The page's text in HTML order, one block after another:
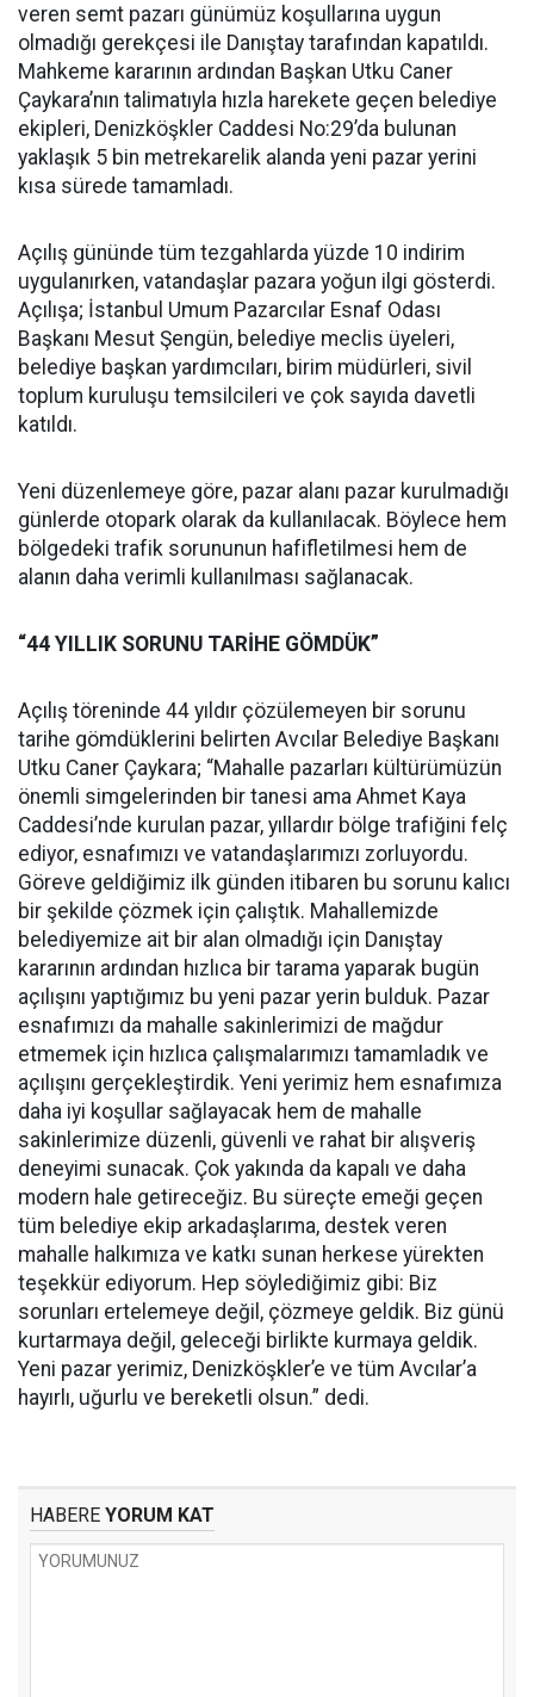
veren semt pazarı günümüz koşullarına uygun
olmadığı gerekçesi ile Danıştay tarafından kapatıldı.
Mahkeme kararının ardından Başkan Utku Caner
Çaykara’nın talimatıyla hızla harekete geçen belediye
ekipleri, Denizköşkler Caddesi No:29’da bulunan
yaklaşık 5 bin metrekarelik alanda yeni pazar yerini
kısa sürede tamamladı.
Açılış gününde tüm tezgahlarda yüzde 10 indirim
uygulanırken, vatandaşlar pazara yoğun ilgi gösterdi.
Açılışa; İstanbul Umum Pazarcılar Esnaf Odası
Başkanı Mesut Şengün, belediye meclis üyeleri,
belediye başkan yardımcıları, birim müdürleri, sivil
toplum kuruluşu temsilcileri ve çok sayıda davetli
katıldı.
Yeni düzenlemeye göre, pazar alanı pazar kurulmadığı
günlerde otopark olarak da kullanılacak. Böylece hem
bölgedeki trafik sorununun hafifletilmesi hem de
alanın daha verimli kullanılması sağlanacak.
“44 YILLIK SORUNU TARİHE GÖMDÜK”
Açılış töreninde 44 yıldır çözülemeyen bir sorunu
tarihe gömdüklerini belirten Avcılar Belediye Başkanı
Utku Caner Çaykara; “Mahalle pazarları kültürümüzün
önemli simgelerinden bir tanesi ama Ahmet Kaya
Caddesi’nde kurulan pazar, yıllardır bölge trafiğini felç
ediyor, esnafımızı ve vatandaşlarımızı zorluyordu.
Göreve geldiğimiz ilk günden itibaren bu sorunu kalıcı
bir şekilde çözmek için çalıştık. Mahallemizde
belediyemize ait bir alan olmadığı için Danıştay
kararının ardından hızlıca bir tarama yaparak bugün
açılışını yaptığımız bu yeni pazar yerin bulduk. Pazar
esnafımızı da mahalle sakinlerimizi de mağdur
etmemek için hızlıca çalışmalarımızı tamamladık ve
açılışını gerçekleştirdik. Yeni yerimiz hem esnafımıza
daha iyi koşullar sağlayacak hem de mahalle
sakinlerimize düzenli, güvenli ve rahat bir alışveriş
deneyimi sunacak. Çok yakında da kapalı ve daha
modern hale getireceğiz. Bu süreçte emeği geçen
tüm belediye ekip arkadaşlarıma, destek veren
mahalle halkımıza ve katkı sunan herkese yürekten
teşekkür ediyorum. Hep söylediğimiz gibi: Biz
sorunları ertelemeye değil, çözmeye geldik. Biz günü
kurtarmaya değil, geleceği birlikte kurmaya geldik.
Yeni pazar yerimiz, Denizköşkler’e ve tüm Avcılar’a
hayırlı, uğurlu ve bereketli olsun.” dedi.
HABERE YORUM KAT